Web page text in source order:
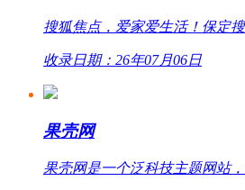
搜狐焦点，爱家爱生活！保定
收录日期：26年07月06日
果壳网
果壳网是一个泛科技主题网站